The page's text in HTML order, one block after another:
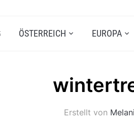
ÖSTERREICH EUROPA
Erstellt von